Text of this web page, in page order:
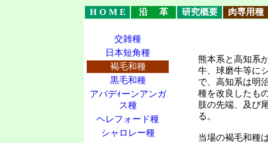
H O M E 沿 革 研究概要 肉専用種
交雑種
日本短角種
褐毛和種
黒毛和種
アバデｨーンアンガ
ス種
ヘレフォード種
シャロレー種
熊本系と高知系
牛、球磨牛等に
で、高知系は明
種を改良したも
肢の先端、及び
当場の褐毛和種